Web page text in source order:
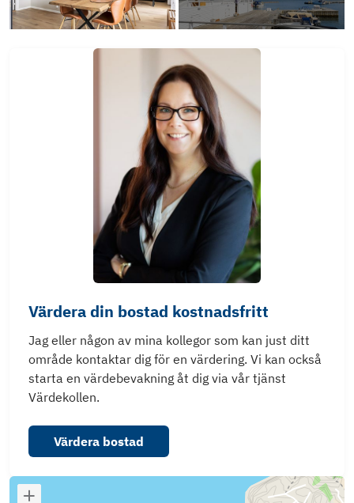
Värdera din bostad kostnadsfritt
Jag eller någon av mina kollegor som kan just ditt
område kontaktar dig för en värdering. Vi kan också
starta en värdebevakning åt dig via vår tjänst
Värdekollen.
Värdera bostad